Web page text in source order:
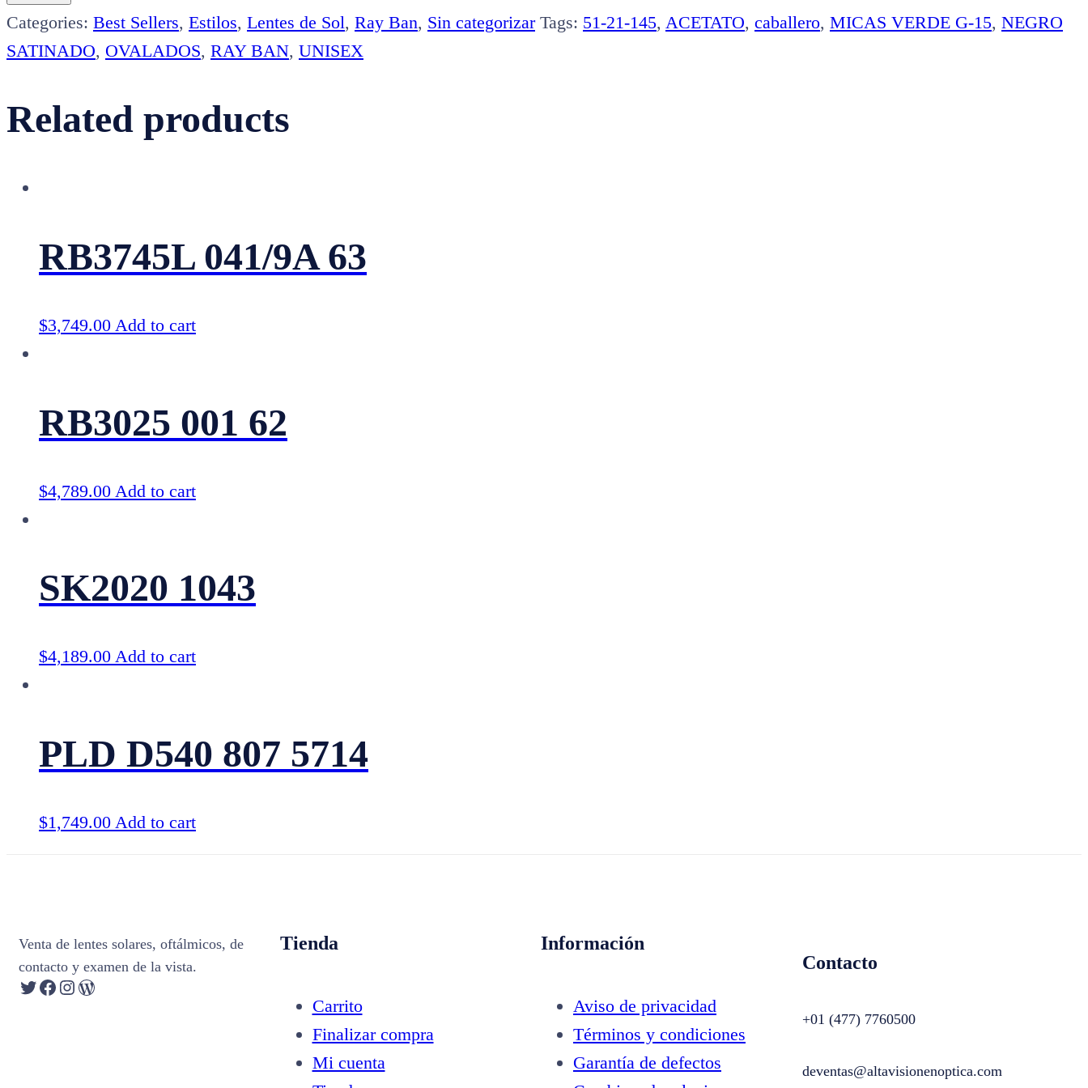
51
quantity
Categories: Best Sellers, Estilos, Lentes de Sol, Ray Ban, Sin categorizar Tags: 51-21-145, ACETATO, caballero, MICAS VERDE G-15, NEGRO
SATINADO, OVALADOS, RAY BAN, UNISEX
Related products
RB3745L 041/9A 63
$3,749.00 Add to cart
RB3025 001 62
$4,789.00 Add to cart
SK2020 1043
$4,189.00 Add to cart
PLD D540 807 5714
$1,749.00 Add to cart
Venta de lentes solares, oftálmicos, de
contacto y examen de la vista.
Twitter Facebook Instagram WordPress
Tienda
Carrito
Finalizar compra
Mi cuenta
Información
Aviso de privacidad
Términos y condiciones
Garantía de defectos
Contacto
+01 (477) 7760500
deventas@altavisionenoptica.com